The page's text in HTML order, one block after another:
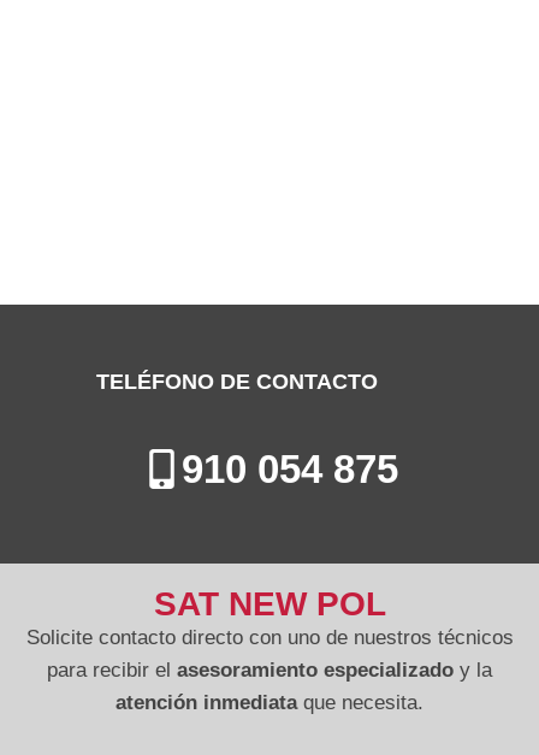
TELÉFONO DE CONTACTO
910 054 875
SAT NEW POL
Solicite contacto directo con uno de nuestros técnicos
para recibir el asesoramiento especializado y la
atención inmediataque necesita.